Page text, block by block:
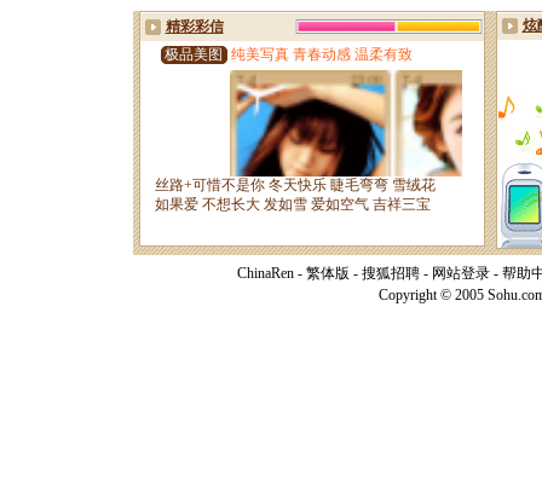
ChinaRen - 繁体版 - 搜狐招聘 - 网站登录 - 帮助
Copyright © 2005